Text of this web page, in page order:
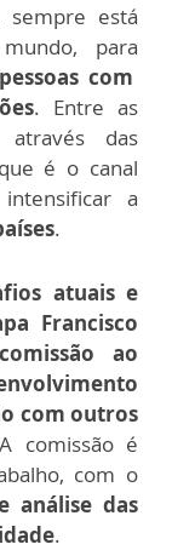
sempre está
para
com
. Entre as
através das
é o canal
a
.
atuais e
Francisco
comissão ao
com outros
comissão é
com o
análise das
.